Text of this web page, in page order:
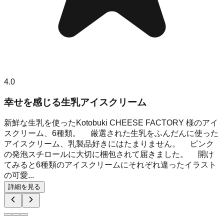
4.0
幸せを感じる生乳アイスクリーム
新鮮な生乳を使ったKotobuki CHEESE FACTORY 様のアイ
スクリーム、6種類。 厳選された生乳をふんだんに使った
アイスクリーム、乳製品好きにはたまりません。 ピンク
の発泡スチロールに大切に梱包されて届きました。 開け
てみると6種類のアイスクリームにそれぞれ違ったイラスト
の可愛...
詳細を見る